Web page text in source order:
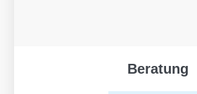
Beratung